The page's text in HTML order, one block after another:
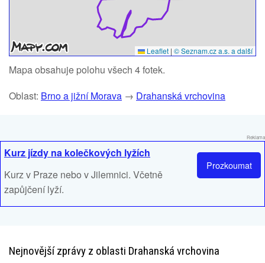
Leaflet | © Seznam.cz a.s. a další
Mapa obsahuje polohu všech 4 fotek.
Oblast: Brno a jižní Morava → Drahanská vrchovina
Reklama
Prozkoumat
Kurz jízdy na kolečkových lyžích
Kurz v Praze nebo v Jilemnici. Včetně
zapůjčení lyží.
Nejnovější zprávy z oblasti Drahanská vrchovina